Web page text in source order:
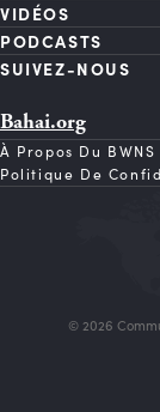
VIDÉOS
PODCASTS
SUIVEZ-NOUS
Bahai.org
À Propos Du BWNS
Politique De
© 2026